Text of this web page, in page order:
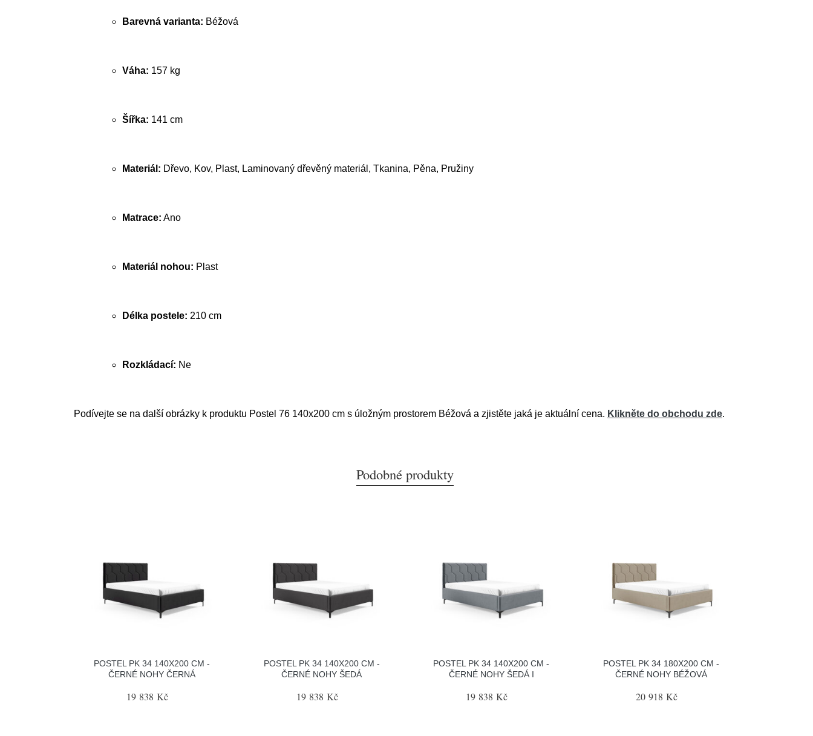
Barevná varianta: Béžová
Váha: 157 kg
Šířka: 141 cm
Materiál: Dřevo, Kov, Plast, Laminovaný dřevěný materiál, Tkanina, Pěna, Pružiny
Matrace: Ano
Materiál nohou: Plast
Délka postele: 210 cm
Rozkládací: Ne
Podívejte se na další obrázky k produktu Postel 76 140x200 cm s úložným prostorem Béžová a zjistěte jaká je aktuální cena. Klikněte do obchodu zde.
Podobné produkty
POSTEL PK 34 140X200 CM -
ČERNÉ NOHY ČERNÁ
19 838 Kč
POSTEL PK 34 140X200 CM -
ČERNÉ NOHY ŠEDÁ
19 838 Kč
POSTEL PK 34 140X200 CM -
ČERNÉ NOHY ŠEDÁ I
19 838 Kč
POSTEL PK 34 180X200 CM -
ČERNÉ NOHY BÉŽOVÁ
20 918 Kč